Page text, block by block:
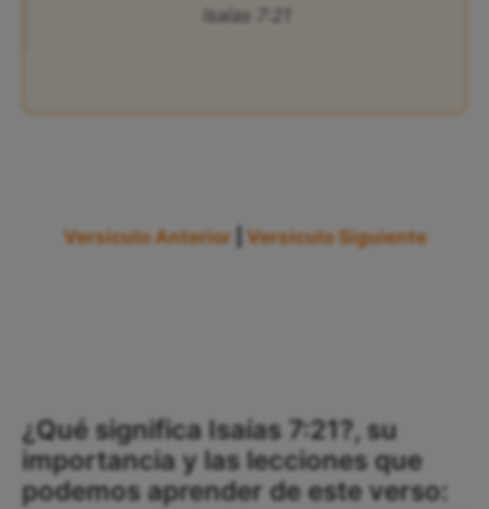
Isaías 7:21
Versículo Anterior Versículo Siguiente
¿Qué significa Isaías 7:21?, su
importancia y las lecciones que
podemos aprender de este verso: